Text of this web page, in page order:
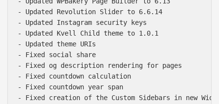
- Updated Revolution Slider to 6.6.14
- Updated Instagram security keys
- Updated Kvell Child theme to 1.0.1
- Updated theme URIs
- Fixed social share
- Fixed og description rendering for pages
- Fixed countdown calculation
- Fixed countdown year span
- Fixed creation of the Custom Sidebars in new